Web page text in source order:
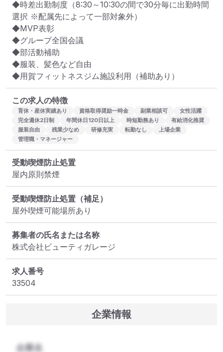
◆時差出勤制度（8:30～10:30の間で30分毎に出勤時間
選択 ※配属先によって一部対象外）
◆MVP表彰
◆グループ全国会議
◆部活動補助
◆服装、髪色など自由
◆用賀フィットネスジム施設利用（補助あり）
この求人の特徴
育休・産休実績あり 資格取得奨励一時金 副業相談可
女性活躍
完全週休2日制
年間休日120日以上 時短勤務あり
有給消化推奨
服装自由
残業少なめ 研修充実 転勤なし
上場企業
管理職・マネージャー
受動喫煙防止処置
屋内原則禁煙
受動喫煙防止処置（補足）
屋外喫煙可能場所あり
募集者の氏名または名称
株式会社ビューティガレージ
求人番号
33504
企業情報
企業名